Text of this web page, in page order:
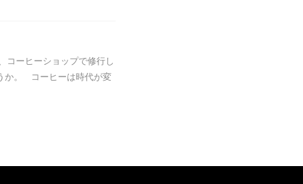
コーヒーショップで修行し
か。 コーヒーは時代が変